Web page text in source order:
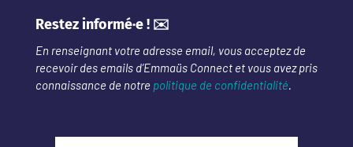
Restez informé·e ! ✉️
En renseignant votre adresse email, vous acceptez de
recevoir des emails d’Emmaüs Connect et vous avez pris
connaissance de notre politique de confidentialité.